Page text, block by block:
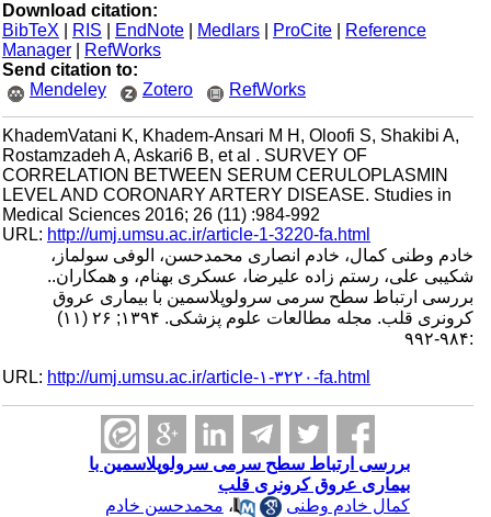
Download citation:
BibTeX
| RIS |EndNote |Medlars |ProCite |Reference
Manager
|RefWorks
Send citation to:
Mendeley
Zotero RefWorks
KhademVatani K, Khadem-Ansari M H, Oloofi S, Shakibi A,
Rostamzadeh A, Askari6 B, et al . SURVEY OF
CORRELATION BETWEEN SERUM CERULOPLASMIN
LEVEL AND CORONARY ARTERY DISEASE. Studies in
Medical Sciences 2016; 26 (11) :984-992
URL:http://umj.umsu.ac.ir/article-1-3220-fa.html
خادم وطنی کمال، خادم انصاری محمدحسن، الوفی سولماز،
شکیبی علی، رستم زاده علیرضا، عسکری بهنام، و همکاران..
بررسی ارتباط سطح سرمی سرولوپلاسمین با بیماری عروق
کرونری قلب. مجله مطالعات علوم پزشکی. ۱۳۹۴; ۲۶ (۱۱)
URL:http://umj.umsu.ac.ir/article-۱-۳۲۲۰-fa.html
بررسی ارتباط سطح سرمی سرولوپلاسمین با
بیماری عروق کرونری قلب
کمال خادم وطنی
،محمدحسن خادم